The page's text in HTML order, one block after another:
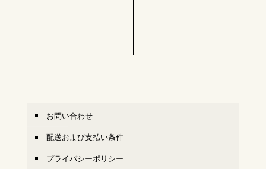
お問い合わせ
配送および支払い条件
プライバシーポリシー